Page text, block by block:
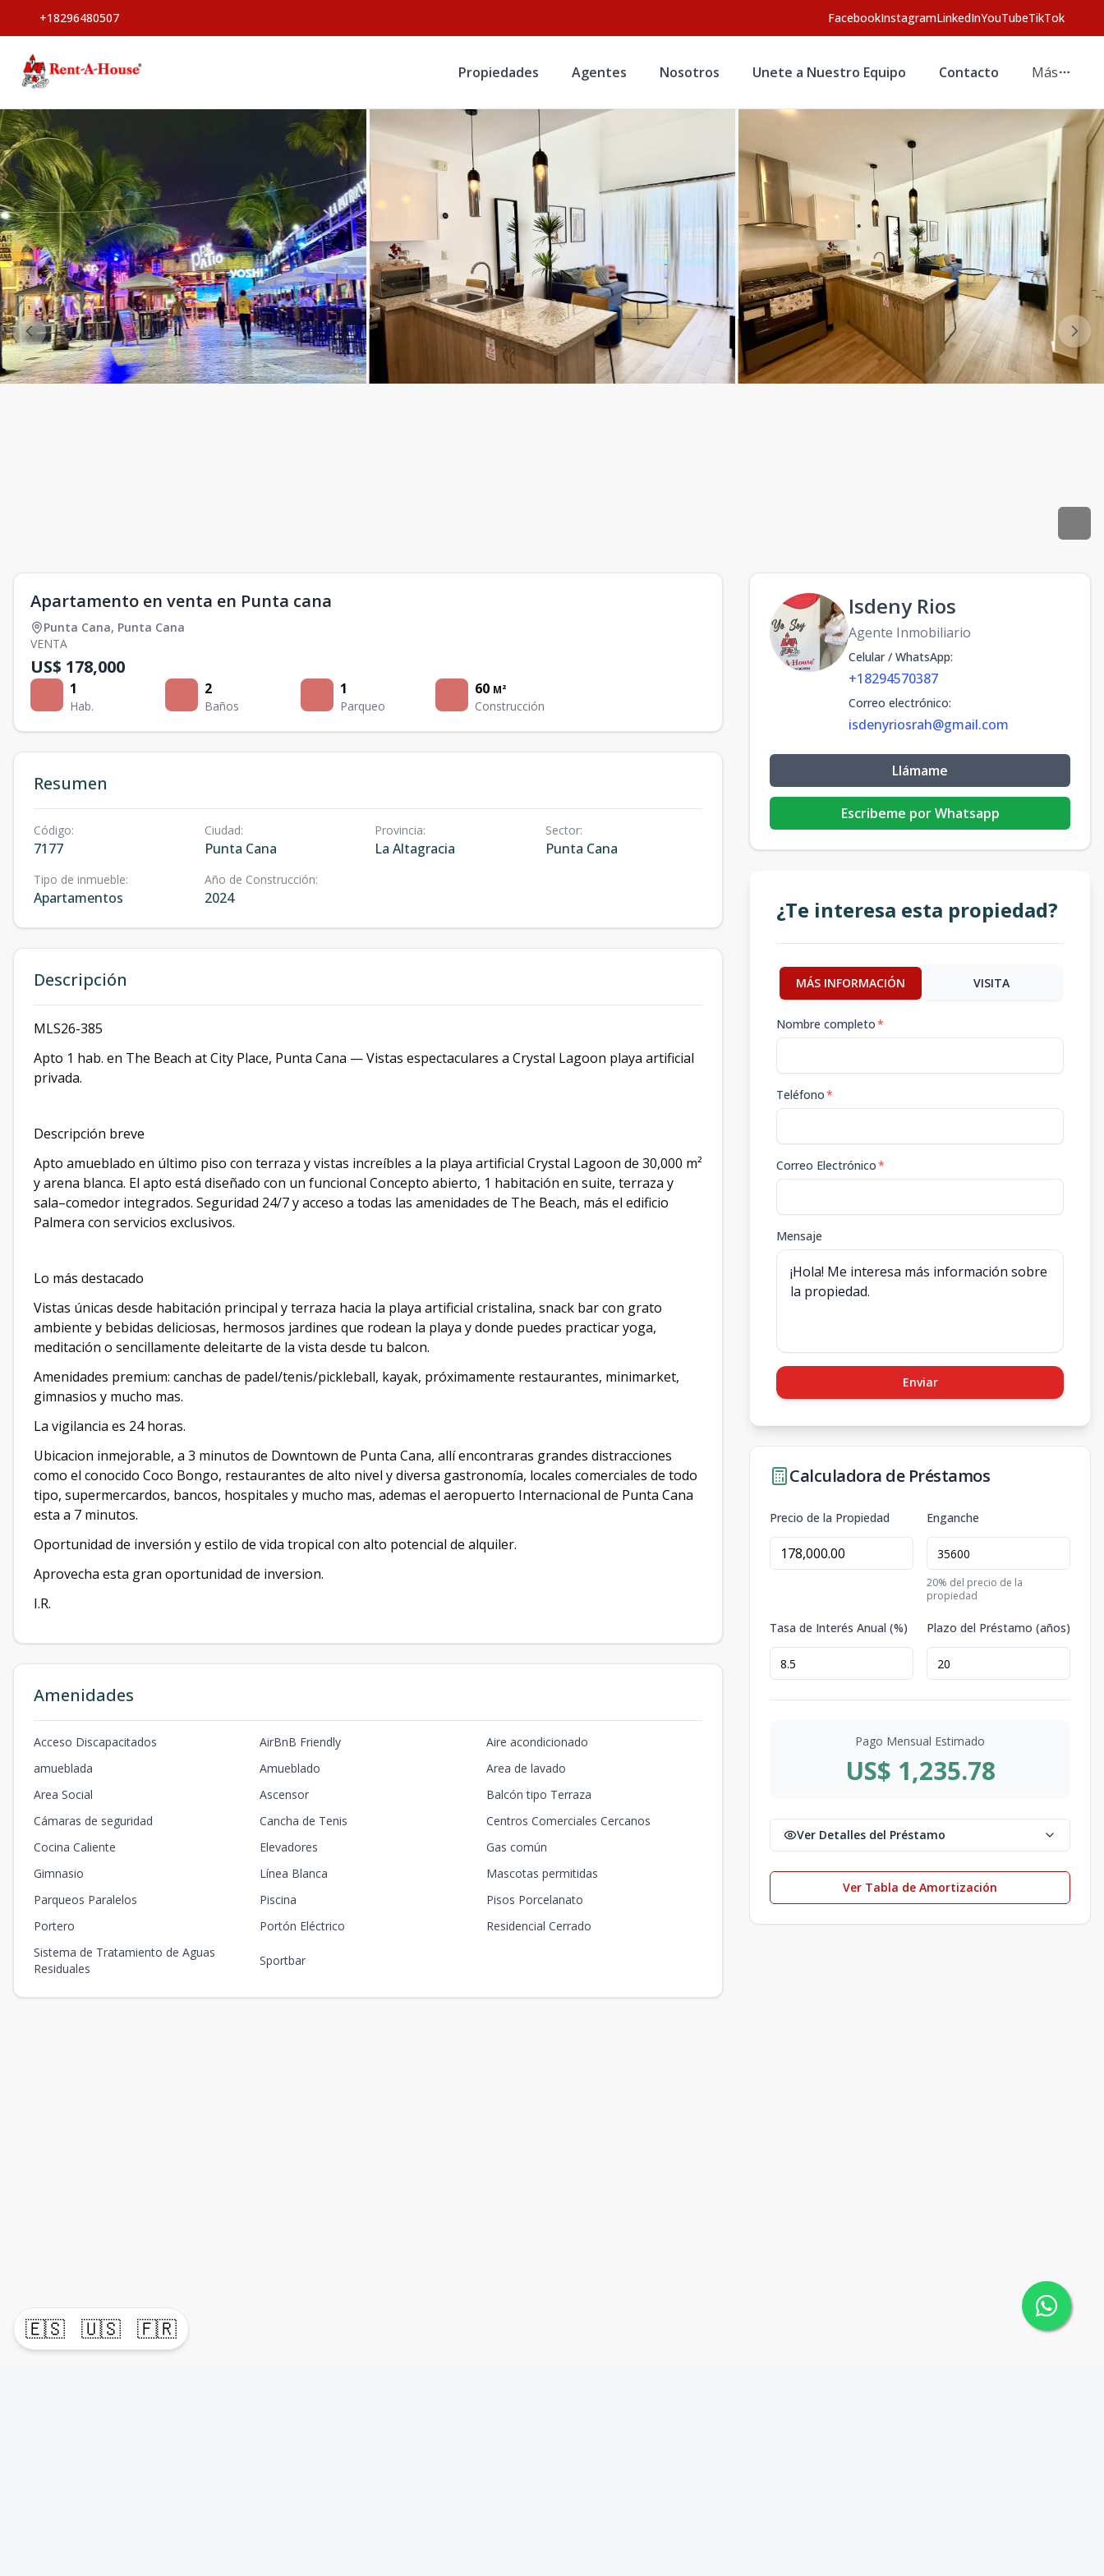
🇪🇸 🇺🇸 🇫🇷
+18296480507 FacebookInstagramLinkedInYouTubeTikTok
Propiedades Agentes Nosotros Unete a Nuestro Equipo Contacto Más
Apartamento en venta en Punta cana
Punta Cana, Punta Cana
VENTA
US$ 178,000
1
Hab.
2
Baños
1
Parqueo
60 M²
Construcción
Resumen
Código:
7177
Ciudad:
Punta Cana
Provincia:
La Altagracia
Sector:
Punta Cana
Tipo de inmueble:
Apartamentos
Año de Construcción:
2024
Descripción
MLS26-385
Apto 1 hab. en The Beach at City Place, Punta Cana — Vistas espectaculares a Crystal Lagoon playa artificial
privada.
Descripción breve
Apto amueblado en último piso con terraza y vistas increíbles a la playa artificial Crystal Lagoon de 30,000 m²
y arena blanca. El apto está diseñado con un funcional Concepto abierto, 1 habitación en suite, terraza y
sala–comedor integrados. Seguridad 24/7 y acceso a todas las amenidades de The Beach, más el edificio
Palmera con servicios exclusivos.
Lo más destacado
Vistas únicas desde habitación principal y terraza hacia la playa artificial cristalina, snack bar con grato
ambiente y bebidas deliciosas, hermosos jardines que rodean la playa y donde puedes practicar yoga,
meditación o sencillamente deleitarte de la vista desde tu balcon.
Amenidades premium: canchas de padel/tenis/pickleball, kayak, próximamente restaurantes, minimarket,
gimnasios y mucho mas.
La vigilancia es 24 horas.
Ubicacion inmejorable, a 3 minutos de Downtown de Punta Cana, allí encontraras grandes distracciones
como el conocido Coco Bongo, restaurantes de alto nivel y diversa gastronomía, locales comerciales de todo
tipo, supermercardos, bancos, hospitales y mucho mas, ademas el aeropuerto Internacional de Punta Cana
esta a 7 minutos.
Oportunidad de inversión y estilo de vida tropical con alto potencial de alquiler.
Aprovecha esta gran oportunidad de inversion.
I.R.
Amenidades
Acceso Discapacitados AirBnB Friendly
Aire acondicionado
amueblada
Amueblado
Area de lavado
Area Social
Ascensor
Balcón tipo Terraza
Cámaras de seguridad
Cancha de Tenis
Centros Comerciales Cercanos
Cocina Caliente
Elevadores
Gas común
Gimnasio
Línea Blanca
Mascotas permitidas
Parqueos Paralelos
Piscina
Pisos Porcelanato
Portero
Portón Eléctrico
Residencial Cerrado
Sistema de Tratamiento de Aguas
Residuales
Sportbar
Isdeny Rios
Agente Inmobiliario
Celular / WhatsApp:
+18294570387
Correo electrónico:
isdenyriosrah@gmail.com
Llámame
Escribeme por Whatsapp
¿Te interesa esta propiedad?
MÁS INFORMACIÓN VISITA
Nombre completo*
Teléfono*
Correo Electrónico*
Mensaje
Enviar
Calculadora de Préstamos
Precio de la Propiedad Enganche
20% del precio de la
propiedad
Tasa de Interés Anual (%) Plazo del Préstamo (años)
Pago Mensual Estimado
US$ 1,235.78
Ver Detalles del Préstamo
Ver Tabla de Amortización